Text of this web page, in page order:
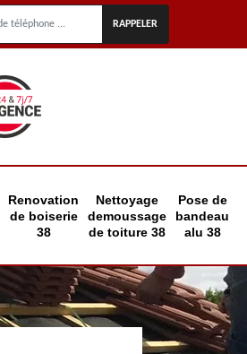
Renovation
de boiserie
38
Nettoyage
demoussage
de toiture 38
Pose de
bandeau
alu 38